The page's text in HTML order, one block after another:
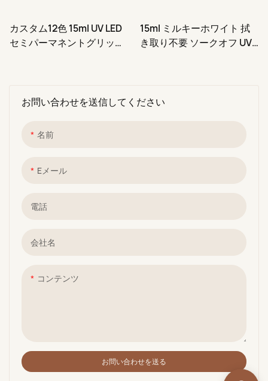
お問い合わせを送信してください
名前
Eメール
電話
会社名
コンテンツ
お問い合わせを送る
カスタム12色 15ml UV LED
セミパーマネントグリッタ
15ml ミルキーホワイト 拭
き取り不要 ソークオフ UV